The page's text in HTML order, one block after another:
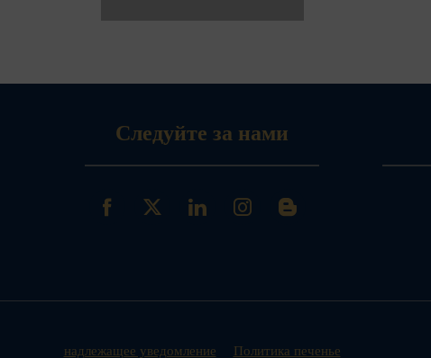
Следуйте за нами
надлежащее уведомление Политика печенье